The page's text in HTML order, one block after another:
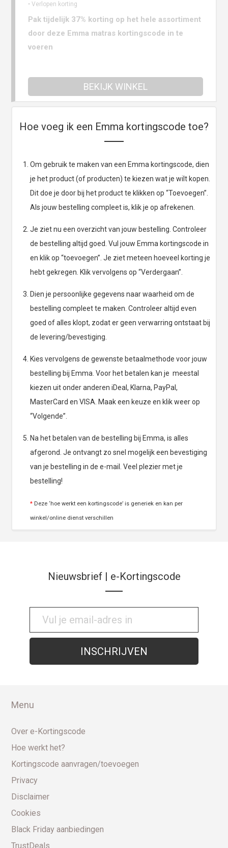
• Verlopen korting
Pak tijdelijk 37% korting op het hele assortiment
door deze Emma matras kortingscode in te
voeren
BEKIJK WINKEL
Hoe voeg ik een Emma kortingscode toe?
Om gebruik te maken van een Emma kortingscode, dien
je het product (of producten) te kiezen wat je wilt kopen.
Dit doe je door bij het product te klikken op “Toevoegen”.
Als jouw bestelling compleet is, klik je op afrekenen.
Je ziet nu een overzicht van jouw bestelling. Controleer
de bestelling altijd goed. Vul jouw Emma kortingscode in
en klik op “toevoegen”. Je ziet meteen hoeveel korting je
hebt gekregen. Klik vervolgens op “Verdergaan”.
Dien je persoonlijke gegevens naar waarheid om de
bestelling compleet te maken. Controleer altijd even
goed of alles klopt, zodat er geen verwarring ontstaat bij
de levering/bevestiging.
Kies vervolgens de gewenste betaalmethode voor jouw
bestelling bij Emma. Voor het betalen kan je meestal
kiezen uit onder anderen iDeal, Klarna, PayPal,
MasterCard en VISA. Maak een keuze en klik weer op
“Volgende”.
Na het betalen van de bestelling bij Emma, is alles
afgerond. Je ontvangt zo snel mogelijk een bevestiging
van je bestelling in de e-mail. Veel plezier met je
bestelling!
* Deze ‘hoe werkt een kortingscode’ is generiek en kan per
winkel/online dienst verschillen
Nieuwsbrief | e-Kortingscode
Menu
Over e-Kortingscode
Hoe werkt het?
Kortingscode aanvragen/toevoegen
Privacy
Disclaimer
Cookies
Black Friday aanbiedingen
TrustDeals